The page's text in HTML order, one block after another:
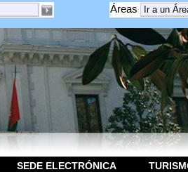
Áreas
SEDE ELECTRÓNICA